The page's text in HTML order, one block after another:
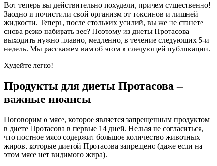
Вот теперь вы действительно похудели, причем существенно!
Заодно и почистили свой организм от токсинов и лишней
жидкости. Теперь, после стольких усилий, вы же не станете
снова резко набирать вес? Поэтому из диеты Протасова
выходить нужно плавно, медленно, в течение следующих 5-и
недель. Мы расскажем вам об этом в следующей публикации.
Худейте легко!
Продукты для диеты Протасова –
важные нюансы
Поговорим о мясе, которое является запрещенным продуктом
в диете Протасова в первые 14 дней. Нельзя не согласиться,
что постное мясо содержит большое количество животных
жиров, которые диетой Протасова запрещено (даже если на
этом мясе нет видимого жира).